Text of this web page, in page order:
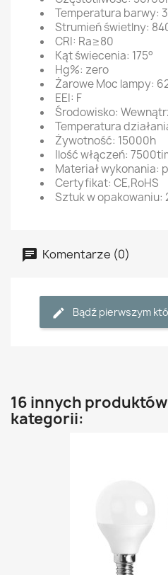
Temperatura barwy:
Strumień świetlny:
CRI: Ra≥80
Kąt świecenia: 175°
Hg%: zero
Żarowe Moc lampy:
EEI: F
Środowisko:
Temperatura
Żywotność: 15000h
Ilość włączeń:
Materiał wykonania:
Certyfikat: CE,RoHS
Sztuk w opakowaniu:
Komentarze (0)
Bądź pierwszym
16 innych
kategorii: